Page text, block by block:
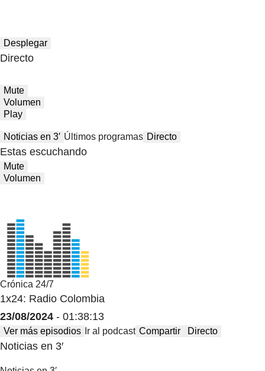
Desplegar
Directo
Mute
Volumen
Play
Noticias en 3′ Últimos programas Directo
Estas escuchando
Mute
Volumen
Crónica 24/7
1x24: Radio Colombia
23/08/2024 - 01:38:13
Ver más episodios Ir al podcast Compartir Directo
Noticias en 3′